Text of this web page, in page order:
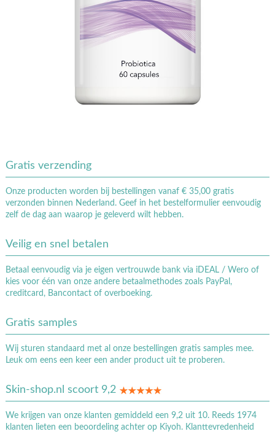
Gratis verzending
Onze producten worden bij bestellingen vanaf € 35,00 gratis
verzonden binnen Nederland. Geef in het bestelformulier eenvoudig
zelf de dag aan waarop je geleverd wilt hebben.
Veilig en snel betalen
Betaal eenvoudig via je eigen vertrouwde bank via iDEAL / Wero of
kies voor één van onze andere betaalmethodes zoals PayPal,
creditcard, Bancontact of overboeking.
Gratis samples
Wij sturen standaard met al onze bestellingen gratis samples mee.
Leuk om eens een keer een ander product uit te proberen.
Skin-shop.nl scoort 9,2
We krijgen van onze klanten gemiddeld een 9,2 uit 10. Reeds 1974
klanten lieten een beoordeling achter op Kiyoh. Klanttevredenheid